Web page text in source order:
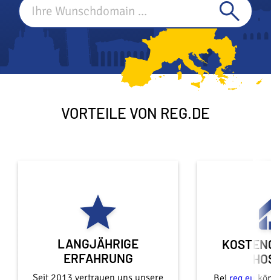
VORTEILE VON REG.DE
LANGJÄHRIGE
ERFAHRUNG
Seit 2013 vertrauen uns unsere